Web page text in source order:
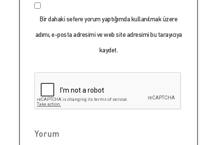
Bir dahaki sefere yorum yaptığımda kullanılmak üzere
adımı, e-posta adresimi ve web site adresimi bu tarayıcıya
kaydet.